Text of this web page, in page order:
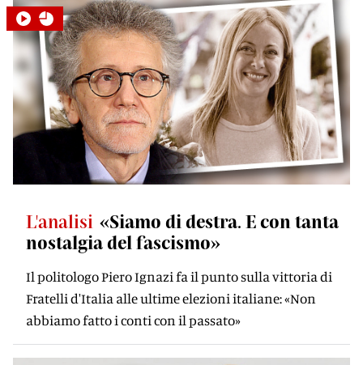
L'analisi «Siamo di destra. E con tanta
nostalgia del fascismo»
Il politologo Piero Ignazi fa il punto sulla vittoria di
Fratelli d'Italia alle ultime elezioni italiane: «Non
abbiamo fatto i conti con il passato»